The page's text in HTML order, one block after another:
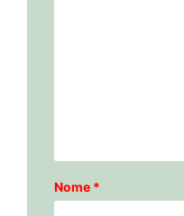
Nome *